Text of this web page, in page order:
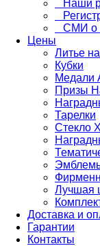
Наши
СМИ о
Цены
Литье
Кубки
Медали
Призы
Тарелки
Стекло
Лучшая
Доставка и
Гарантии
Контакты